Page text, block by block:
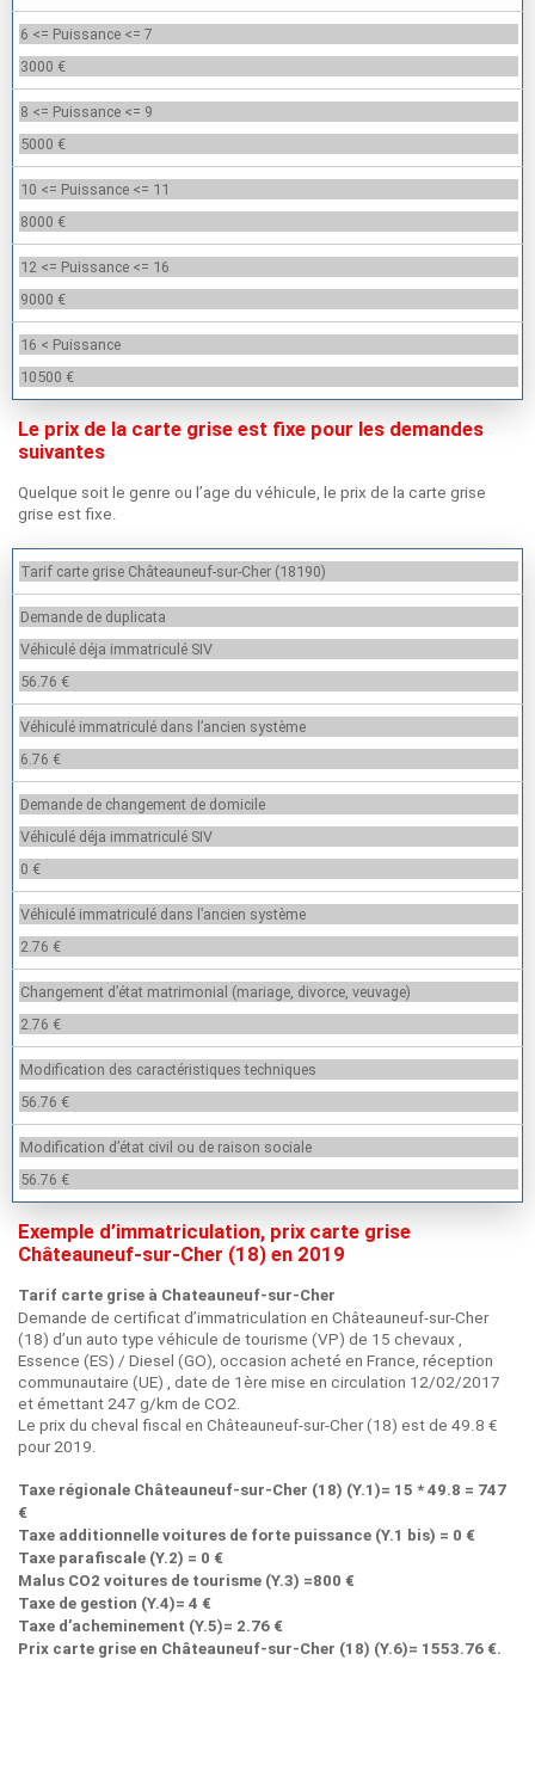
6 <= Puissance <= 7
3000 €
8 <= Puissance <= 9
5000 €
10 <= Puissance <= 11
8000 €
12 <= Puissance <= 16
9000 €
16 < Puissance
10500 €
Le prix de la carte grise est fixe pour les demandes
suivantes
Quelque soit le genre ou l’age du véhicule, le prix de la carte grise
grise est fixe.
Tarif carte grise Châteauneuf-sur-Cher (18190)
Demande de duplicata
Véhiculé déja immatriculé SIV
56.76 €
Véhiculé immatriculé dans l’ancien système
6.76 €
Demande de changement de domicile
Véhiculé déja immatriculé SIV
0 €
Véhiculé immatriculé dans l’ancien système
2.76 €
Changement d’état matrimonial (mariage, divorce, veuvage)
2.76 €
Modification des caractéristiques techniques
56.76 €
Modification d’état civil ou de raison sociale
56.76 €
Exemple d’immatriculation, prix carte grise
Châteauneuf-sur-Cher (18) en 2019
Tarif carte grise à Chateauneuf-sur-Cher
Demande de certificat d’immatriculation en Châteauneuf-sur-Cher
(18) d’un auto type véhicule de tourisme (VP) de 15 chevaux ,
Essence (ES) / Diesel (GO), occasion acheté en France, réception
communautaire (UE) , date de 1ère mise en circulation 12/02/2017
et émettant 247 g/km de CO2.
Le prix du cheval fiscal en Châteauneuf-sur-Cher (18) est de 49.8 €
pour 2019.
Taxe régionale Châteauneuf-sur-Cher (18) (Y.1)= 15 * 49.8 = 747
€
Taxe additionnelle voitures de forte puissance (Y.1 bis) = 0 €
Taxe parafiscale (Y.2) = 0 €
Malus CO2 voitures de tourisme (Y.3) =800 €
Taxe de gestion (Y.4)= 4 €
Taxe d’acheminement (Y.5)= 2.76 €
Prix carte grise en Châteauneuf-sur-Cher (18) (Y.6)= 1553.76 €.